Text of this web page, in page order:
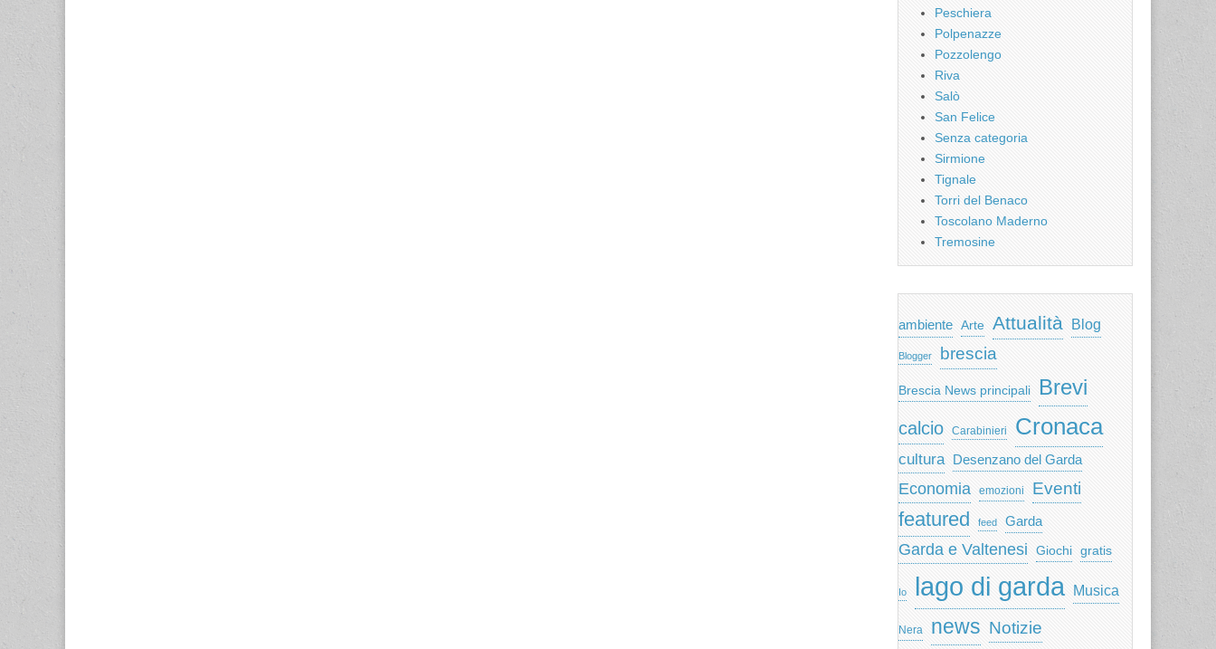
Peschiera
Polpenazze
Pozzolengo
Riva
Salò
San Felice
Senza categoria
Sirmione
Tignale
Torri del Benaco
Toscolano Maderno
Tremosine
ambiente Arte Attualità Blog
Blogger brescia
Brescia News principali Brevi
calcio Carabinieri Cronaca
cultura Desenzano del Garda
Economia emozioni Eventi
featured feed Garda
Garda e Valtenesi Giochi gratis
Io lago di garda Musica
Nera news Notizie